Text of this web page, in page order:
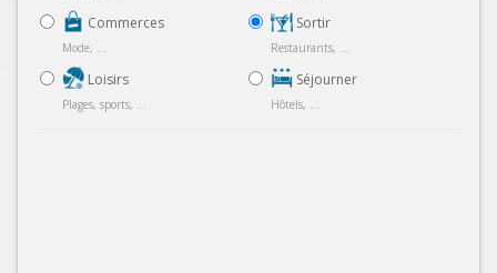
Commerces
Mode, ...
Loisirs
Plages, sports, ...
Sortir
Restaurants, ...
Séjourner
Hôtels, ...